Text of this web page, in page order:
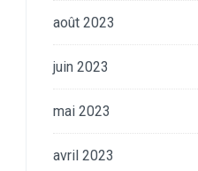
août 2023
juin 2023
mai 2023
avril 2023